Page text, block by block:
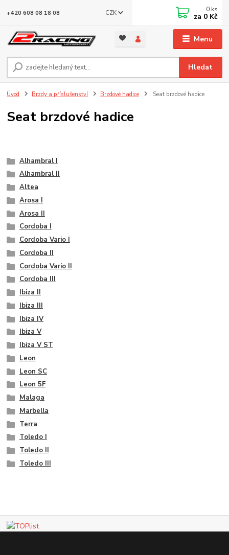
Menu
CZK
Hledat
+420 608 08 18 08 0 ks
za 0 Kč
Úvod Brzdy a příslušenství Brzdové hadice Seat brzdové hadice
Seat brzdové hadice
Alhambral I
Alhambral II
Altea
Arosa I
Arosa II
Cordoba I
Cordoba Vario I
Cordoba II
Cordoba Vario II
Cordoba III
Ibiza II
Ibiza III
Ibiza IV
Ibiza V
Ibiza V ST
Leon
Leon SC
Leon 5F
Malaga
Marbella
Terra
Toledo I
Toledo II
Toledo III